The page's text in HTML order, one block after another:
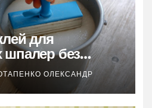
для
шпалер без
ОЛЕКСАНДР